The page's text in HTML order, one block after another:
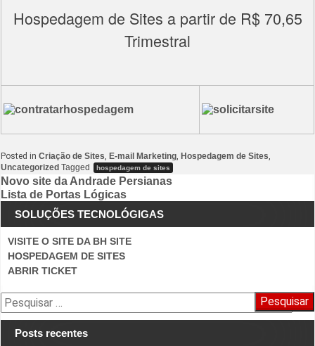
Hospedagem de Sites a partir de R$ 70,65
Trimestral
Posted in Criação de Sites, E-mail Marketing, Hospedagem de Sites,
Uncategorized Tagged hospedagem de sites
Navegação
de
Post
Novo site da Andrade Persianas
Lista de Portas Lógicas
SOLUÇÕES TECNOLÓGIGAS
VISITE O SITE DA BH SITE
HOSPEDAGEM DE SITES
ABRIR TICKET
Pesquisar
por:
Posts recentes